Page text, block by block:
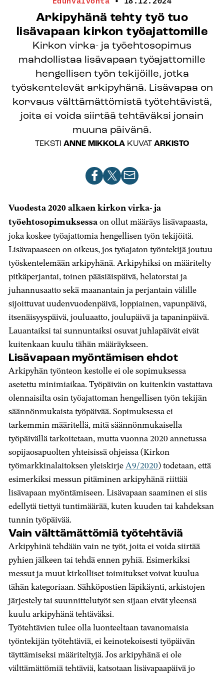
Arkipyhänä tehty työ tuo
lisävapaan kirkon työajattomille
Kirkon virka- ja työehtosopimus
mahdollistaa lisävapaan työajattomille
hengellisen työn tekijöille, jotka
työskentelevät arkipyhänä. Lisävapaa on
korvaus välttämättömistä työtehtävistä,
joita ei voida siirtää tehtäväksi jonain
muuna päivänä.
TEKSTI ANNE MIKKOLA KUVAT ARKISTO
Jaa
artikkeli
Jaa
artikkeli
palvelussa
Jaa
artikkeli
Vuodesta 2020 alkaen kirkon virka- ja
työehtosopimuksessaon ollut määräys lisävapaasta,
joka koskee työajattomia hengellisen työn tekijöitä.
Lisävapaaseen on oikeus, jos työajaton työntekijä joutuu
työskentelemään arkipyhänä. Arkipyhiksi on määritelty
pitkäperjantai, toinen pääsiäispäivä, helatorstai ja
juhannusaatto sekä maanantain ja perjantain välille
sijoittuvat uudenvuodenpäivä, loppiainen, vapunpäivä,
itsenäisyyspäivä, jouluaatto, joulupäivä ja tapaninpäivä.
Lauantaiksi tai sunnuntaiksi osuvat juhlapäivät eivät
kuitenkaan kuulu tähän määräykseen.
Lisävapaan myöntämisen ehdot
Arkipyhän työnteon kestolle ei ole sopimuksessa
asetettu minimiaikaa. Työpäivän on kuitenkin vastattava
olennaisilta osin työajattoman hengellisen työn tekijän
säännönmukaista työpäivää. Sopimuksessa ei
tarkemmin määritellä, mitä säännönmukaisella
työpäivällä tarkoitetaan, mutta vuonna 2020 annetussa
sopijaosapuolten yhteisissä ohjeissa (Kirkon
työmarkkinalaitoksen yleiskirjeA9/2020) todetaan, että
esimerkiksi messun pitäminen arkipyhänä riittää
lisävapaan myöntämiseen. Lisävapaan saaminen ei siis
edellytä tiettyä tuntimäärää, kuten kuuden tai kahdeksan
tunnin työpäivää.
Vain välttämättömiä työtehtäviä
Arkipyhinä tehdään vain ne työt, joita ei voida siirtää
pyhien jälkeen tai tehdä ennen pyhiä. Esimerkiksi
messut ja muut kirkolliset toimitukset voivat kuulua
tähän kategoriaan. Sähköpostien läpikäynti, arkistojen
järjestely tai suunnittelutyöt sen sijaan eivät yleensä
kuulu arkipyhänä tehtäväksi.
Työtehtävien tulee olla luonteeltaan tavanomaisia
työntekijän työtehtäviä, ei keinotekoisesti työpäivän
täyttämiseksi määriteltyjä. Jos arkipyhänä ei ole
välttämättömiä tehtäviä, katsotaan lisävapaapäivä jo